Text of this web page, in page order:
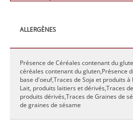
ALLERGÈNES
Présence de Céréales contenant du
céréales contenant du gluten,Présence
base d'oeuf,Traces de Soja et produits à
Lait, produits laitiers et dérivés,Traces
produits dérivés,Traces de Graines de
de graines de sésame